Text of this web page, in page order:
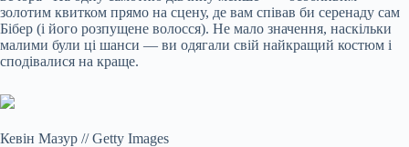
золотим квитком прямо на сцену, де вам співав би серенаду сам
Бібер (і його розпущене волосся). Не мало значення, наскільки
малими були ці шанси — ви одягали свій найкращий костюм і
сподівалися на краще.
Кевін Мазур // Getty Images